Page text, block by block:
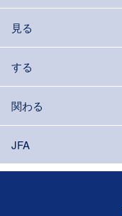
見る
する
関わる
JFA